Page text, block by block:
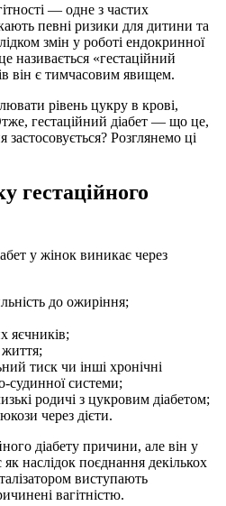
— одне з частих
певні ризики для дитини та
змін у роботі ендокринної
«гестаційний
він є тимчасовим явищем.
рівень цукру в крові,
гестаційний діабет — що це,
Розглянемо ці
гестаційного
у жінок виникає через
до ожиріння;
яєчників;
тиск чи інші хронічні
судинної системи;
родичі з цукровим діабетом;
через дієти.
діабету причини, але він у
наслідок поєднання декількох
виступають
вагітністю.